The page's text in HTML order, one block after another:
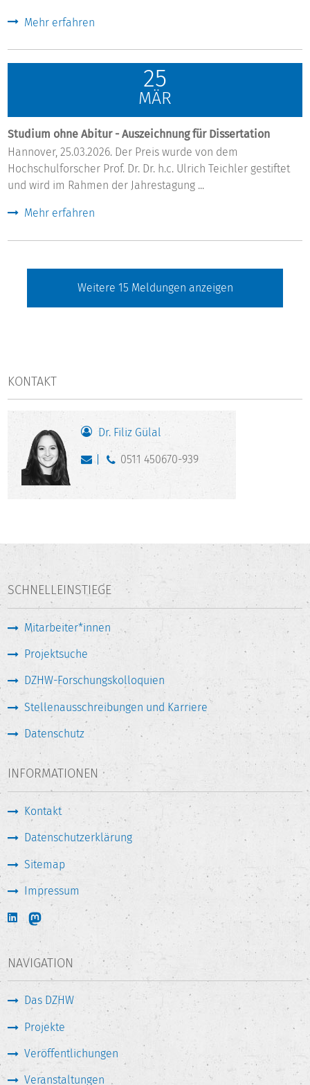
Mehr erfahren
25
MÄR
Studium ohne Abitur - Auszeichnung für Dissertation
Hannover, 25.03.2026. Der Preis wurde von dem
Hochschulforscher Prof. Dr. Dr. h.c. Ulrich Teichler gestiftet
und wird im Rahmen der Jahrestagung ...
Mehr erfahren
Weitere 15 Meldungen anzeigen
KONTAKT
Dr. Filiz Gülal
0511 450670-939
SCHNELLEINSTIEGE
Mitarbeiter*innen
Projektsuche
DZHW-Forschungskolloquien
Stellenausschreibungen und Karriere
Datenschutz
INFORMATIONEN
Kontakt
Datenschutzerklärung
Sitemap
Impressum
NAVIGATION
Das DZHW
Projekte
Veröffentlichungen
Veranstaltungen